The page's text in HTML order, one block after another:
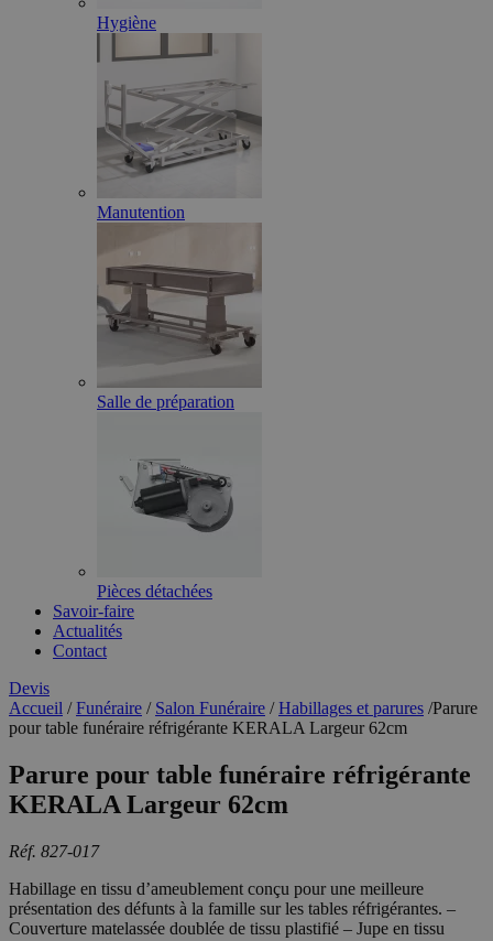
Hygiène
Manutention
Salle de préparation
Pièces détachées
Savoir-faire
Actualités
Contact
Devis
Accueil /Funéraire / Salon Funéraire /Habillages et parures /Parure
pour table funéraire réfrigérante KERALA Largeur 62cm
Parure pour table funéraire réfrigérante
KERALA Largeur 62cm
Réf. 827-017
Habillage en tissu d’ameublement conçu pour une meilleure
présentation des défunts à la famille sur les tables réfrigérantes. –
Couverture matelassée doublée de tissu plastifié – Jupe en tissu